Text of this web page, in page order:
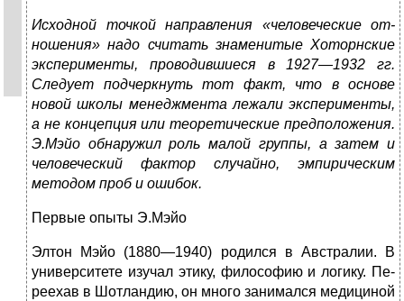
Исходной точкой направления «человеческие от­
ношения» надо считать знаменитые Хоторнские
эксперименты, проводившиеся в 1927—1932 гг.
Сле­дует подчеркнуть тот факт, что в основе
новой шко­лы менеджмента лежали эксперименты,
а не концепция или теоретические предположения.
Э.Мэйо обнаружил роль малой группы, а затем и
человеческий фактор случайно, эмпирическим
методом проб и ошибок.
Первые опыты Э.Мэйо
Элтон Мэйо (1880—1940) родился в Австралии. В
университете изучал этику, философию и логику. Пе­
реехав в Шотландию, он много занимался медициной